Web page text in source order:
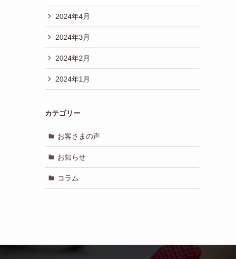
2024年4月
2024年3月
2024年2月
2024年1月
カテゴリー
お客さまの声
お知らせ
コラム